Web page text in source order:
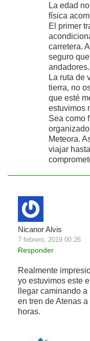
La edad
física
El primer
carretera.
seguro
andadores.
La ruta de
tierra, no
que esté
estuvimos
Sea como
Meteora.
viajar
Nicanor Alvis
7 febrero, 2019 00:26
Responder
Realmente
yo estuvimos este
llegar caminando
en tren de Atenas
horas.